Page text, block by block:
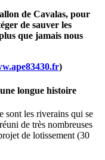
de Cavalas, pour
de sauver les
que jamais nous
)
longue histoire
sont les riverains qui se
de très nombreuses
de lotissement (30